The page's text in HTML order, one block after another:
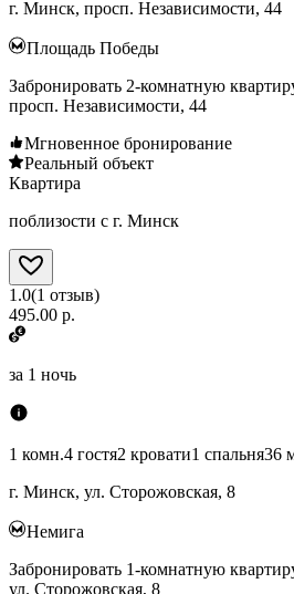
г. Минск, просп. Независимости, 44
Площадь Победы
Забронировать 2-комнатную
просп. Независимости, 44
Мгновенное бронирование
Реальный объект
Квартира
поблизости с г. Минск
1.0(1 отзыв)
495.00 р.
за 1 ночь
1 комн.4 гостя2 кровати1 спальня36
г. Минск, ул. Сторожовская, 8
Немига
Забронировать 1-комнатную
ул. Сторожовская, 8